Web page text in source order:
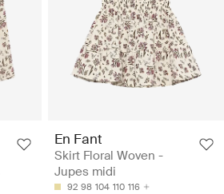
En Fant
Skirt Floral Woven -
Jupes midi
92 98 104 110 116